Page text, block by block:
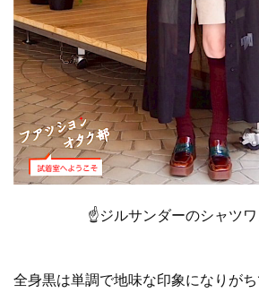
☝️ジルサンダーのシャツ
全身黒は単調で地味な印象になりが